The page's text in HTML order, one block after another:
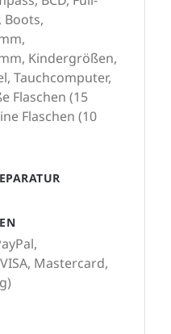
Boots,
Kindergrößen,
Tauchcomputer,
Flaschen (15
Flaschen (10
Mastercard,